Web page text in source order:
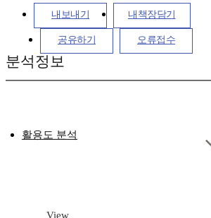
내보내기 내책장담기
공유하기 오류접수
분석정보
활용도 분석
View